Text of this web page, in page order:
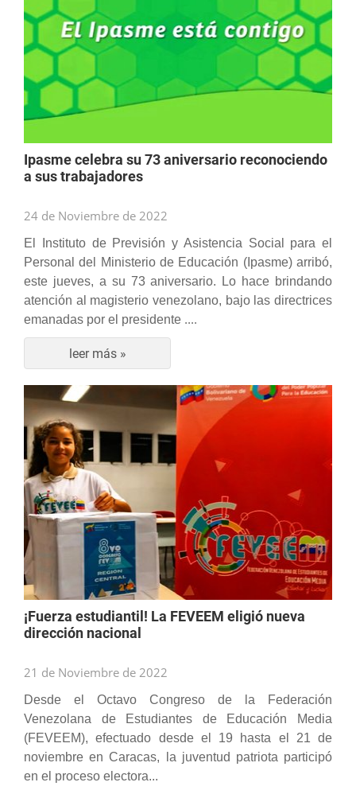
Ipasme celebra su 73 aniversario reconociendo
a sus trabajadores
24 de Noviembre de 2022
El Instituto de Previsión y Asistencia Social para el
Personal del Ministerio de Educación (Ipasme) arribó,
este jueves, a su 73 aniversario. Lo hace brindando
atención al magisterio venezolano, bajo las directrices
emanadas por el presidente ....
leer más »
¡Fuerza estudiantil! La FEVEEM eligió nueva
dirección nacional
21 de Noviembre de 2022
Desde el Octavo Congreso de la Federación
Venezolana de Estudiantes de Educación Media
(FEVEEM), efectuado desde el 19 hasta el 21 de
noviembre en Caracas, la juventud patriota participó
en el proceso electora...